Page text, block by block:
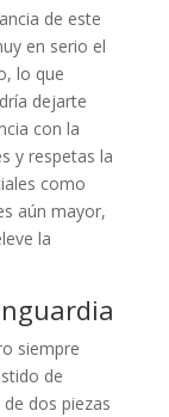
de este
en serio el
lo que
dejarte
con la
y respetas la
como
aún mayor,
la
siempre
de
dos piezas